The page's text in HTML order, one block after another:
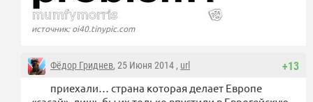
источник: oi40.tinypic.com
+13
Фёдор Гриднев, 25 Июня 2014 , url
приехали… страна которая делает Европе